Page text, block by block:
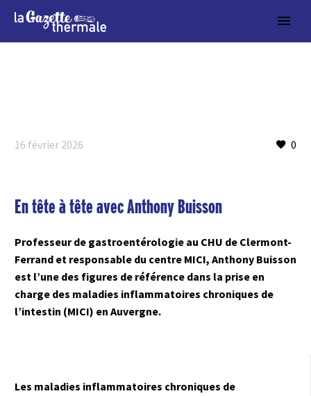
0
16 février 2026
En tête à tête avec Anthony Buisson
Professeur de gastroentérologie au CHU de Clermont-
Ferrand et responsable du centre MICI, Anthony Buisson
est l’une des figures de référence dans la prise en
charge des maladies inflammatoires chroniques de
l’intestin (MICI) en Auvergne.
Les maladies inflammatoires chroniques de